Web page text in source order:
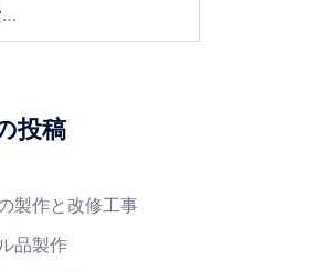
投稿
製作と改修工事
品製作